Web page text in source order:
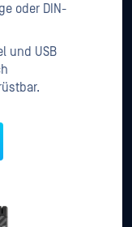
oder DIN-
und USB